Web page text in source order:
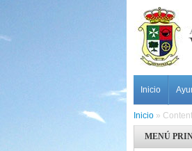
Inicio
Inicio » Content
MENÚ